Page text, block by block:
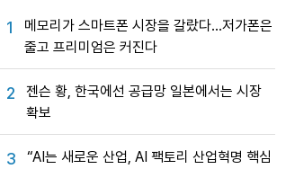
1
메모리가 스마트폰 시장을 갈랐다…저가폰은
줄고 프리미엄은 커진다
2
젠슨 황, 한국에선 공급망 일본에서는 시장
확보
3
“AI는 새로운 산업, AI 팩토리 산업혁명 핵심